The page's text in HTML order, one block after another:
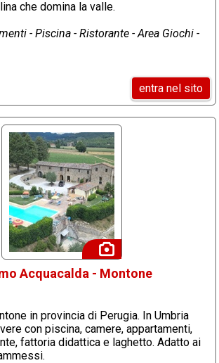
che domina la valle.
- Piscina - Ristorante - Area Giochi -
entra nel sito
Acquacalda - Montone
in provincia di Perugia. In Umbria
con piscina, camere, appartamenti,
fattoria didattica e laghetto. Adatto ai